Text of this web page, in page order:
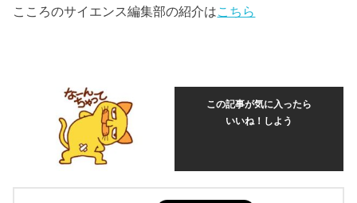
こころのサイエンス編集部の紹介はこちら
この記事が気に入ったら
いいね！しよう